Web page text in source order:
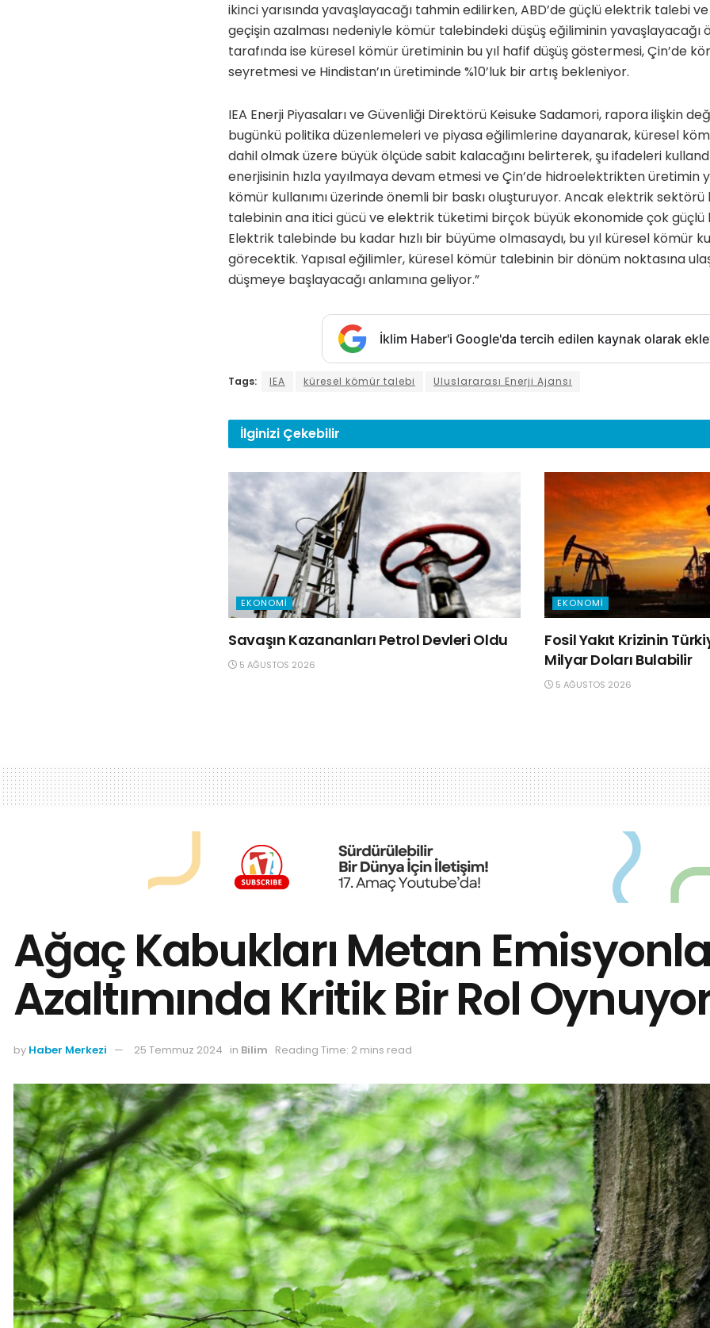
ikinci yarısında yavaşlayacağı tahmin edilirken, ABD’de güçlü elektrik talebi
geçişin azalması nedeniyle kömür talebindeki düşüş eğiliminin yavaşlayacağı
tarafında ise küresel kömür üretiminin bu yıl hafif düşüş göstermesi, Çin’de
seyretmesi ve Hindistan’ın üretiminde %10’luk bir artış bekleniyor.
IEA Enerji Piyasaları ve Güvenliği Direktörü Keisuke Sadamori, rapora ilişkin
bugünkü politika düzenlemeleri ve piyasa eğilimlerine dayanarak, küresel
dahil olmak üzere büyük ölçüde sabit kalacağını belirterek, şu ifadeleri
enerjisinin hızla yayılmaya devam etmesi ve Çin’de hidroelektrikten üretimin
kömür kullanımı üzerinde önemli bir baskı oluşturuyor. Ancak elektrik
talebinin ana itici gücü ve elektrik tüketimi birçok büyük ekonomide çok güçlü
Elektrik talebinde bu kadar hızlı bir büyüme olmasaydı, bu yıl küresel kömür
görecektik. Yapısal eğilimler, küresel kömür talebinin bir dönüm noktasına
düşmeye başlayacağı anlamına geliyor.”
İklim Haber'i Google'da tercih edilen kaynak olarak
Tags: IEA küresel kömür talebi Uluslararası Enerji Ajansı
İlginizi Çekebilir
EKONOMI
Savaşın Kazananları Petrol Devleri Oldu
5 AĞUSTOS 2026
EKONOMI
Fosil Yakıt Krizinin
Milyar Doları Bulabilir
5 AĞUSTOS 2026
Ağaç Kabukları Metan
Azaltımında Kritik Bir Rol
by Haber Merkezi 25 Temmuz 2024 in Bilim Reading Time: 2 mins read